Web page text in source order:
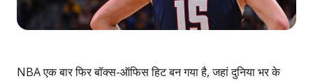
NBA एक बार फिर बॉक्स-ऑफिस हिट बन गया है, जहां दुनिया भर के